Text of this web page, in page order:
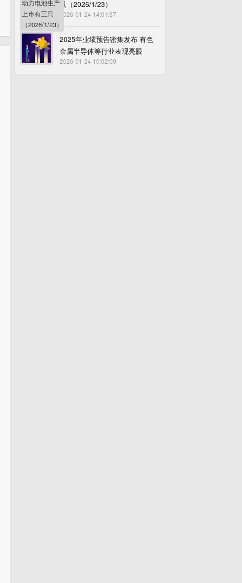
只（2026/1/23）
2026-01-24 14:01:37
2025年业绩预告密集发布 有色
金属半导体等行业表现亮眼
2026-01-24 10:02:09